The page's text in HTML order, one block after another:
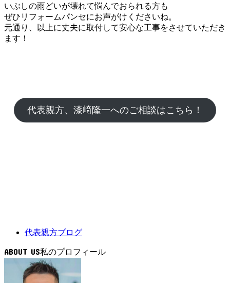
いぶしの雨どいが壊れて悩んでおられる方も
ぜひリフォームパンセにお声がけくださいね。
元通り、以上に丈夫に取付して安心な工事をさせていただき
ます！
代表親方、漆﨑隆一へのご相談はこちら！
代表親方ブログ
ABOUT US